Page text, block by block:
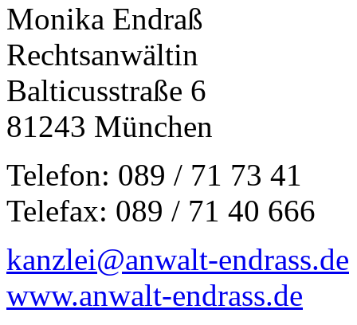
Monika Endraß
Rechtsanwältin
Balticusstraße 6
81243 München
Telefon: 089 / 71 73 41
Telefax: 089 / 71 40 666
kanzlei@anwalt-endrass.de
www.anwalt-endrass.de